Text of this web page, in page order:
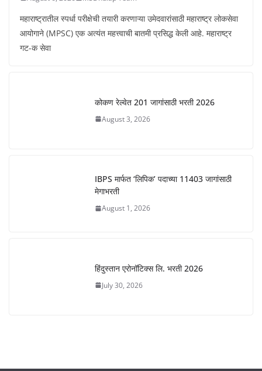
महाराष्ट्रातील स्पर्धा परीक्षेची तयारी करणाऱ्या उमेदवारांसाठी महाराष्ट्र लोकसेवा
आयोगाने (MPSC) एक अत्यंत महत्त्वाची बातमी प्रसिद्ध केली आहे. महाराष्ट्र
गट-क सेवा
कोकण रेल्वेत 201 जागांसाठी भरती 2026
August 3, 2026
IBPS मार्फत ‘लिपिक’ पदाच्या 11403 जागांसाठी
मेगाभरती
August 1, 2026
हिंदुस्तान एरोनॉटिक्स लि. भरती 2026
July 30, 2026